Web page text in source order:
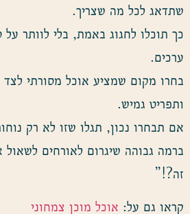
שתדאג לכל מה שצריך.
כך תוכלו לחגוג באמת, בלי לוותר
ערכים.
בחרו מקום שמציע אוכל מסורתי לצד
ותפריט גמיש.
אם תבחרו נכון, תגלו שזו לא רק
ברמה גבוהה שיגרום לאורחים
זה?!”
קראו גם על: אוכל מוכן צמחוני